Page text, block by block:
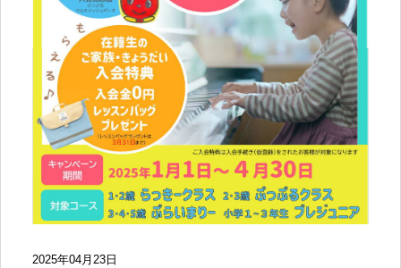
2025年04月23日